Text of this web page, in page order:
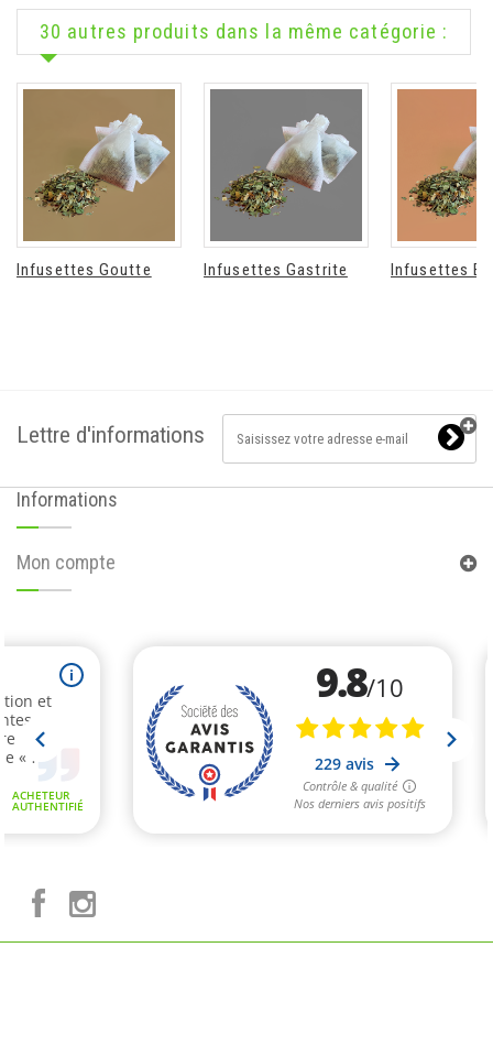
30 autres produits dans la même catégorie :
Infusettes Goutte Infusettes Gastrite Infusettes
Lettre d'informations
Informations
Mon compte